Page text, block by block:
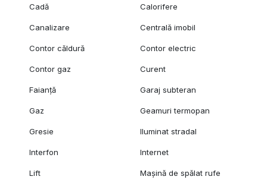
Cadă Calorifere
Canalizare Centrală imobil
Contor căldură Contor electric
Contor gaz Curent
Faianță Garaj subteran
Gaz Geamuri termopan
Gresie Iluminat stradal
Interfon Internet
Lift Mașină de spălat rufe